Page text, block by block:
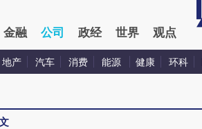
金融 公司 政经 世界 观点
地产 汽车 消费 能源 健康 环科